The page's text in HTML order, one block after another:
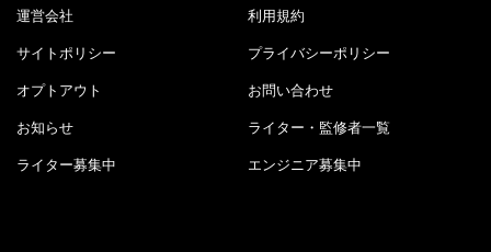
運営会社 利用規約
サイトポリシー プライバシーポリシー
オプトアウト お問い合わせ
お知らせ ライター・監修者一覧
ライター募集中 エンジニア募集中